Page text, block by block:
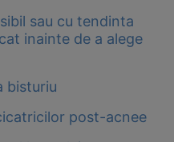
sau cu tendinta
inainte de a alege
bisturiu
post-acnee